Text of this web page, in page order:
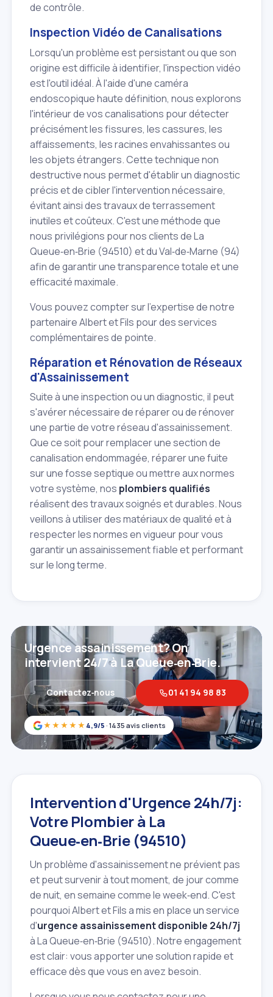
de contrôle.
Inspection Vidéo de Canalisations
Lorsqu'un problème est persistant ou que son
origine est difficile à identifier, l'inspection vidéo
est l'outil idéal. À l'aide d'une caméra
endoscopique haute définition, nous explorons
l'intérieur de vos canalisations pour détecter
précisément les fissures, les cassures, les
affaissements, les racines envahissantes ou
les objets étrangers. Cette technique non
destructive nous permet d'établir un diagnostic
précis et de cibler l'intervention nécessaire,
évitant ainsi des travaux de terrassement
inutiles et coûteux. C'est une méthode que
nous privilégions pour nos clients de La
Queue‑en‑Brie (94510) et du Val‑de‑Marne (94)
afin de garantir une transparence totale et une
efficacité maximale.
Vous pouvez compter sur l'expertise de notre
partenaire Albert et Fils pour des services
complémentaires de pointe.
Réparation et Rénovation de Réseaux
d'Assainissement
Suite à une inspection ou un diagnostic, il peut
s'avérer nécessaire de réparer ou de rénover
une partie de votre réseau d'assainissement.
Que ce soit pour remplacer une section de
canalisation endommagée, réparer une fuite
sur une fosse septique ou mettre aux normes
votre système, nos plombiers qualifiés
réalisent des travaux soignés et durables. Nous
veillons à utiliser des matériaux de qualité et à
respecter les normes en vigueur pour vous
garantir un assainissement fiable et performant
sur le long terme.
★★★★★ 4,9/5 · 1435 avis clients
Urgence assainissement? On
intervient 24/7 à La Queue‑en‑Brie.
Contactez‑nous 01 41 94 98 83
Intervention d'Urgence 24h/7j:
Votre Plombier à La
Queue‑en‑Brie (94510)
Un problème d'assainissement ne prévient pas
et peut survenir à tout moment, de jour comme
de nuit, en semaine comme le week‑end. C'est
pourquoi Albert et Fils a mis en place un service
d'urgence assainissement disponible 24h/7j
à La Queue‑en‑Brie (94510). Notre engagement
est clair: vous apporter une solution rapide et
efficace dès que vous en avez besoin.